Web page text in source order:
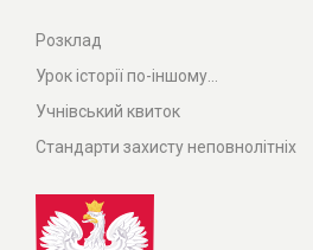
Розклад
Урок історії по-іншому...
Учнівський квиток
Стандарти захисту неповнолітніх